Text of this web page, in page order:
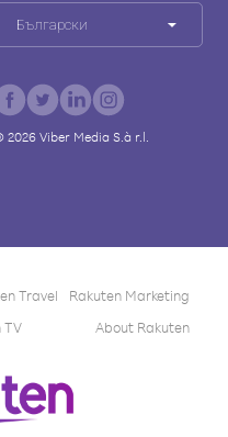
Български
2026Viber Media S.à r.l.
Travel
Rakuten Marketing
TV About Rakuten